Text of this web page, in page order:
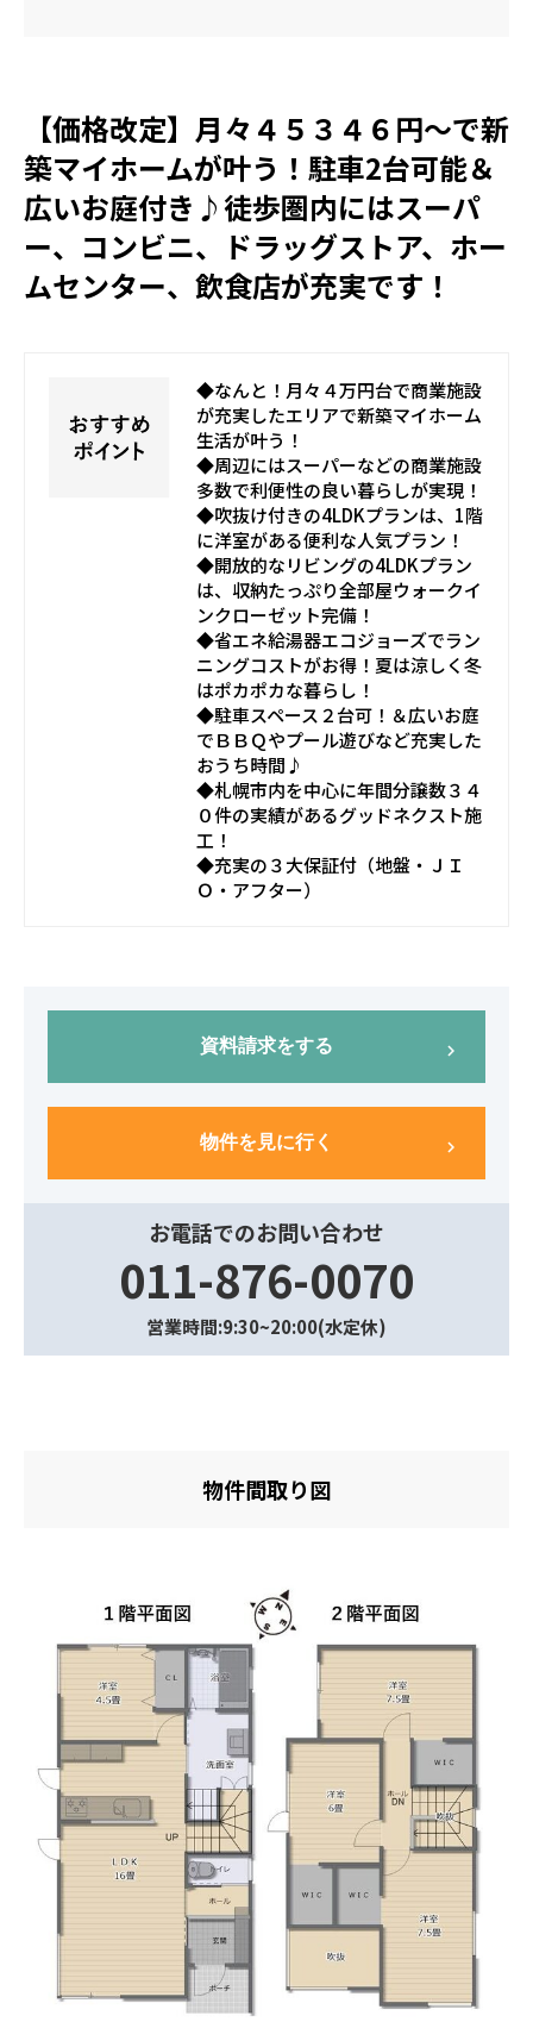
【価格改定】月々４５３４６円～で新
築マイホームが叶う！駐車2台可能＆
広いお庭付き♪徒歩圏内にはスーパ
ー、コンビニ、ドラッグストア、ホー
ムセンター、飲食店が充実です！
◆なんと！月々４万円台で商業施設
が充実したエリアで新築マイホーム
生活が叶う！
◆周辺にはスーパーなどの商業施設
多数で利便性の良い暮らしが実現！
◆吹抜け付きの4LDKプランは、1階
に洋室がある便利な人気プラン！
◆開放的なリビングの4LDKプラン
は、収納たっぷり全部屋ウォークイ
ンクローゼット完備！
◆省エネ給湯器エコジョーズでラン
ニングコストがお得！夏は涼しく冬
はポカポカな暮らし！
◆駐車スペース２台可！＆広いお庭
でＢＢＱやプール遊びなど充実した
おうち時間♪
◆札幌市内を中心に年間分譲数３４
０件の実績があるグッドネクスト施
工！
◆充実の３大保証付（地盤・ＪＩ
Ｏ・アフター）
資料請求をする chevron_right
物件を見に行く chevron_right
お電話でのお問い合わせ
011-876-0070
営業時間:9:30~20:00(水定休)
物件間取り図